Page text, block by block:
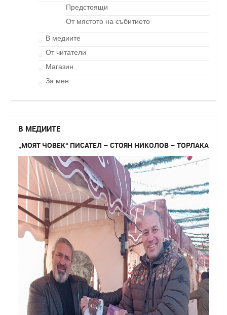
Предстоящи
От мястото на събитието
В медиите
От читатели
Магазин
За мен
В МЕДИИТЕ
„МОЯТ ЧОВЕК“ ПИСАТЕЛ – СТОЯН НИКОЛОВ – ТОРЛАКА